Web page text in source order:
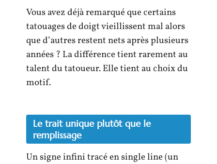
Vous avez déjà remarqué que certains
tatouages de doigt vieillissent mal alors
que d’autres restent nets après plusieurs
années ? La différence tient rarement au
talent du tatoueur. Elle tient au choix du
motif.
Le trait unique plutôt que le
remplissage
Un signe infini tracé en single line (un